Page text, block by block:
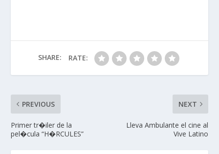
SHARE: RATE:
PREVIOUS
Primer tr�iler de la
pel�cula “H�RCULES”
NEXT
Lleva Ambulante el cine al
Vive Latino